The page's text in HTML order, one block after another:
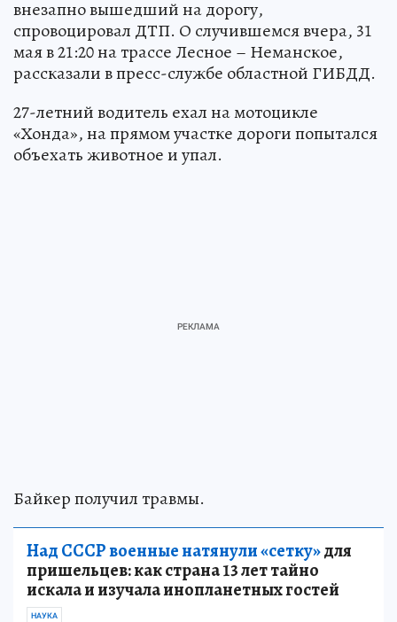
внезапно вышедший на дорогу,
спровоцировал ДТП. О случившемся вчера, 31
мая в 21:20 на трассе Лесное – Неманское,
рассказали в пресс-службе областной ГИБДД.
27-летний водитель ехал на мотоцикле
«Хонда», на прямом участке дороги попытался
объехать животное и упал.
Байкер получил травмы.
Над СССР военные натянули «сетку»для
пришельцев: как страна 13 лет тайно
искала и изучала инопланетных гостей
НАУКА